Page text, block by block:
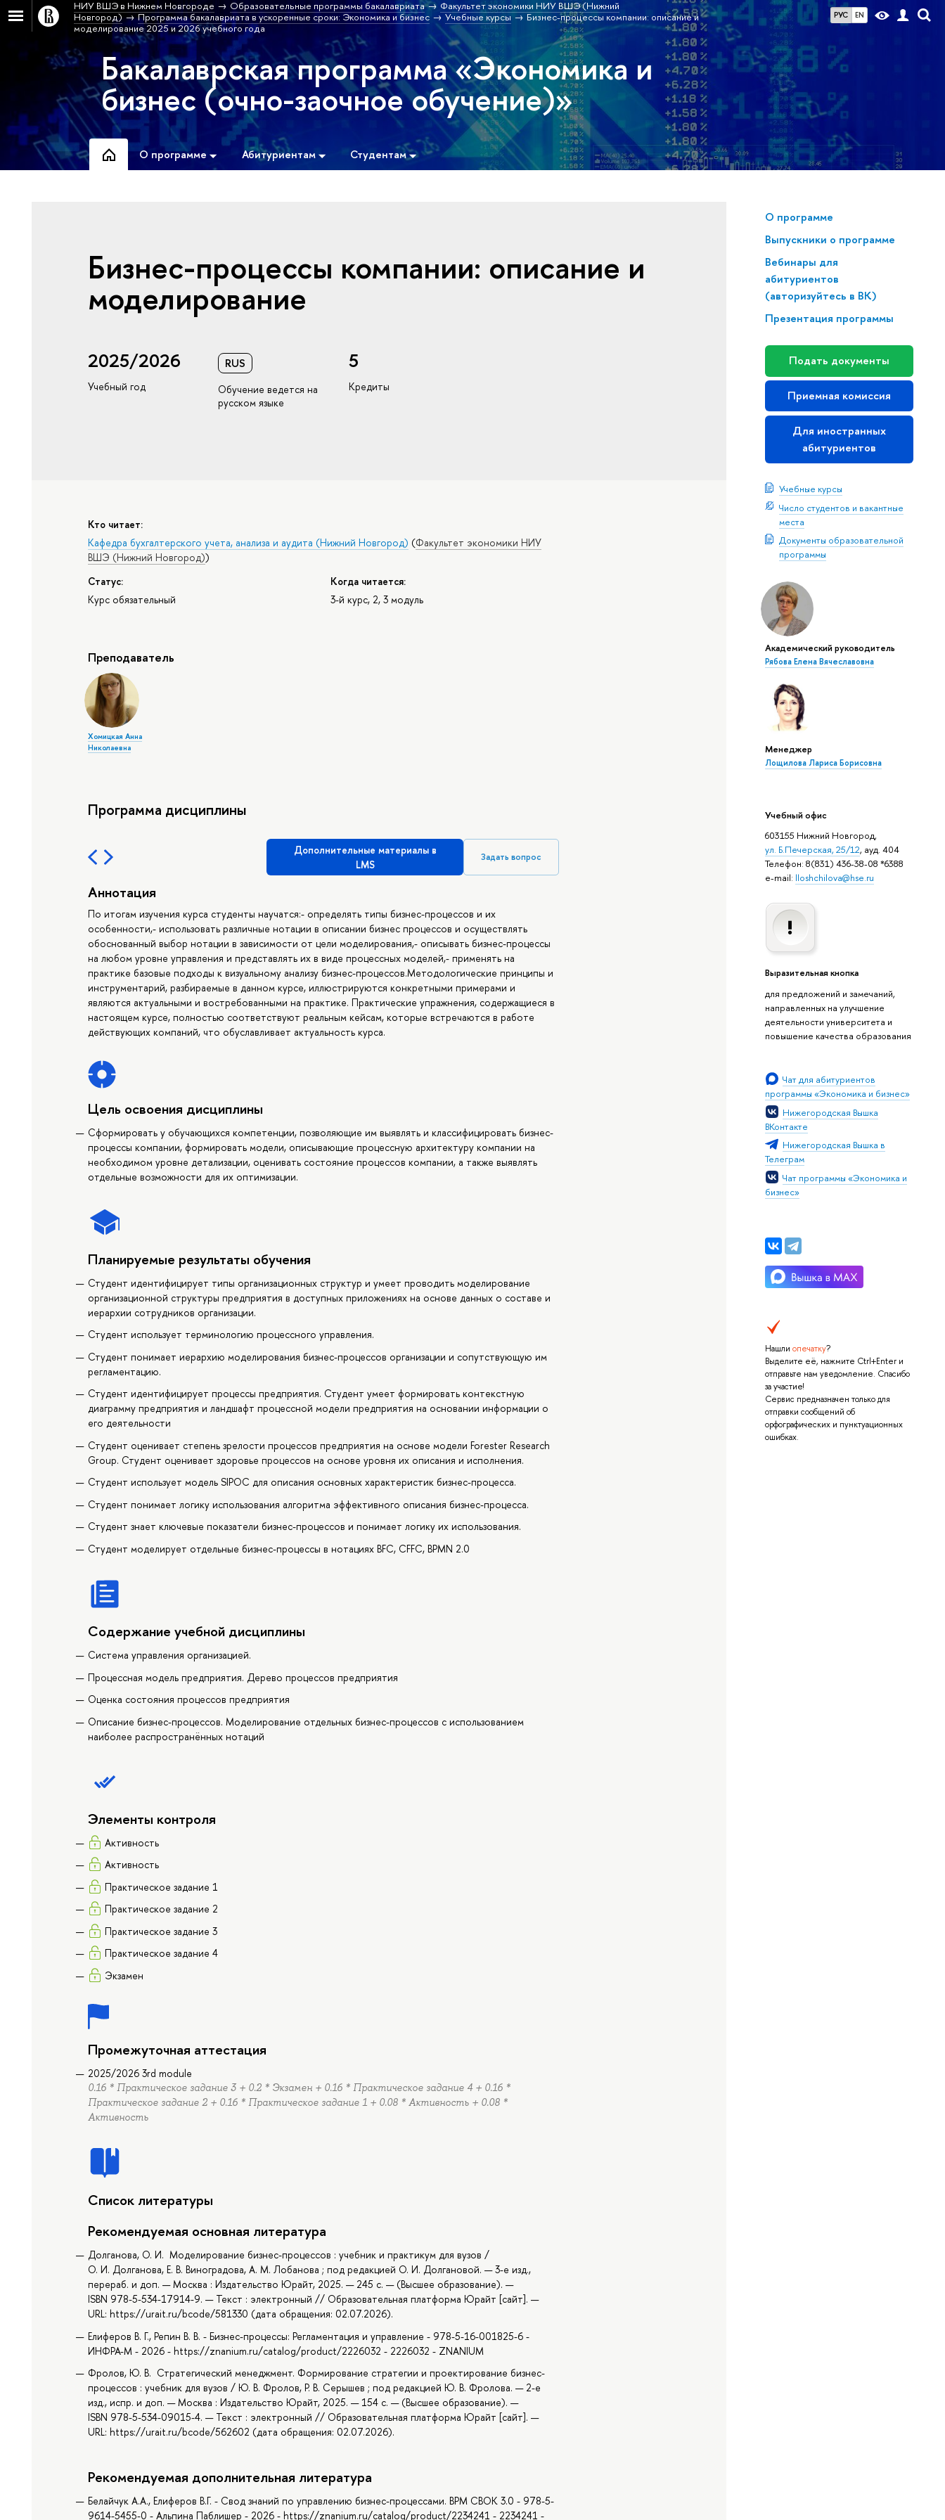
РУС EN
НИУ ВШЭ в Нижнем Новгороде Образовательные программы бакалавриата
Факультет экономики НИУ ВШЭ (Нижний
Новгород)
Программа бакалавриата в ускоренные сроки: Экономика и бизнес Учебные курсы
Бизнес-процессы компании: описание и
моделирование 2025 и 2026 учебного года
Бакалаврская программа «Экономика и
бизнес (очно-заочное обучение)»
О программе Абитуриентам Студентам
О программе
Выпускники о программе
Вебинары для
абитуриентов
(авторизуйтесь в ВК)
Презентация программы
Подать документы
Приемная комиссия
Для иностранных
абитуриентов
Учебные курсы
Число студентов и вакантные
места
Документы образовательной
программы
Академический руководитель
Рябова Елена Вячеславовна
Менеджер
Лощилова Лариса Борисовна
Учебный офис
603155 Нижний Новгород,
ул. Б.Печерская, 25/12, ауд. 404
Телефон: 8(831) 436-38-08 *6388
e-mail: lloshchilova@hse.ru
Выразительная кнопка
для предложений и замечаний,
направленных на улучшение
деятельности университета и
повышение качества образования
Чат для абитуриентов
программы «Экономика и бизнес»
Нижегородская Вышка
ВКонтакте
Нижегородская Вышка в
Телеграм
Чат программы «Экономика и
бизнес»
Нашли опечатку?
Выделите её, нажмите Ctrl+Enter и
отправьте нам уведомление. Спасибо
за участие!
Сервис предназначен только для
отправки сообщений об
орфографических и пунктуационных
ошибках.
Бизнес-процессы компании: описание и
моделирование
2025/2026
Учебный год
RUS
Обучение ведется на
русском языке
5
Кредиты
Кто читает:
Кафедра бухгалтерского учета, анализа и аудита (Нижний Новгород) (Факультет экономики НИУ
ВШЭ (Нижний Новгород))
Статус:
Курс обязательный
Когда читается:
3-й курс, 2, 3 модуль
Преподаватель
Хомицкая Анна
Николаевна
Программа дисциплины
Дополнительные материалы в
LMS
Задать вопрос
Аннотация
По итогам изучения курса студенты научатся:- определять типы бизнес-процессов и их
особенности,- использовать различные нотации в описании бизнес процессов и осуществлять
обоснованный выбор нотации в зависимости от цели моделирования,- описывать бизнес-процессы
на любом уровне управления и представлять их в виде процессных моделей,- применять на
практике базовые подходы к визуальному анализу бизнес-процессов.Методологические принципы и
инструментарий, разбираемые в данном курсе, иллюстрируются конкретными примерами и
являются актуальными и востребованными на практике. Практические упражнения, содержащиеся в
настоящем курсе, полностью соответствуют реальным кейсам, которые встречаются в работе
действующих компаний, что обуславливает актуальность курса.
Цель освоения дисциплины
Сформировать у обучающихся компетенции, позволяющие им выявлять и классифицировать бизнес-
процессы компании, формировать модели, описывающие процессную архитектуру компании на
необходимом уровне детализации, оценивать состояние процессов компании, а также выявлять
отдельные возможности для их оптимизации.
Планируемые результаты обучения
Студент идентифицирует типы организационных структур и умеет проводить моделирование
организационной структуры предприятия в доступных приложениях на основе данных о составе и
иерархии сотрудников организации.
Студент использует терминологию процессного управления.
Студент понимает иерархию моделирования бизнес-процессов организации и сопутствующую им
регламентацию.
Студент идентифицирует процессы предприятия. Студент умеет формировать контекстную
диаграмму предприятия и ландшафт процессной модели предприятия на основании информации о
его деятельности
Студент оценивает степень зрелости процессов предприятия на основе модели Forester Research
Group. Студент оценивает здоровье процессов на основе уровня их описания и исполнения.
Студент использует модель SIPOC для описания основных характеристик бизнес-процесса.
Студент понимает логику использования алгоритма эффективного описания бизнес-процесса.
Студент знает ключевые показатели бизнес-процессов и понимает логику их использования.
Студент моделирует отдельные бизнес-процессы в нотациях BFC, CFFC, BPMN 2.0
Содержание учебной дисциплины
Система управления организацией.
Процессная модель предприятия. Дерево процессов предприятия
Оценка состояния процессов предприятия
Описание бизнес-процессов. Моделирование отдельных бизнес-процессов с использованием
наиболее распространённых нотаций
Элементы контроля
Активность
Активность
Практическое задание 1
Практическое задание 2
Практическое задание 3
Практическое задание 4
Экзамен
Промежуточная аттестация
2025/2026 3rd module
0.16 * Практическое задание 3 + 0.2 * Экзамен + 0.16 * Практическое задание 4 + 0.16 *
Практическое задание 2 + 0.16 * Практическое задание 1 + 0.08 * Активность + 0.08 *
Активность
Список литературы
Рекомендуемая основная литература
Долганова, О. И. Моделирование бизнес-процессов : учебник и практикум для вузов /
О. И. Долганова, Е. В. Виноградова, А. М. Лобанова ; под редакцией О. И. Долгановой. — 3-е изд.,
перераб. и доп. — Москва : Издательство Юрайт, 2025. — 245 с. — (Высшее образование). —
ISBN 978-5-534-17914-9. — Текст : электронный // Образовательная платформа Юрайт [сайт]. —
URL: https://urait.ru/bcode/581330 (дата обращения: 02.07.2026).
Елиферов В. Г., Репин В. В. - Бизнес-процессы: Регламентация и управление - 978-5-16-001825-6 -
ИНФРА-М - 2026 - https://znanium.ru/catalog/product/2226032 - 2226032 - ZNANIUM
Фролов, Ю. В. Стратегический менеджмент. Формирование стратегии и проектирование бизнес-
процессов : учебник для вузов / Ю. В. Фролов, Р. В. Серышев ; под редакцией Ю. В. Фролова. — 2-е
изд., испр. и доп. — Москва : Издательство Юрайт, 2025. — 154 с. — (Высшее образование). —
ISBN 978-5-534-09015-4. — Текст : электронный // Образовательная платформа Юрайт [сайт]. —
URL: https://urait.ru/bcode/562602 (дата обращения: 02.07.2026).
Рекомендуемая дополнительная литература
Белайчук А.А., Елиферов В.Г. - Свод знаний по управлению бизнес-процессами. BPM СВОК 3.0 - 978-5-
9614-5455-0 - Альпина Паблишер - 2026 - https://znanium.ru/catalog/product/2234241 - 2234241 -